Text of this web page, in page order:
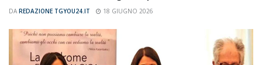
DA REDAZIONE TGYOU24.IT 18 GIUGNO 2026